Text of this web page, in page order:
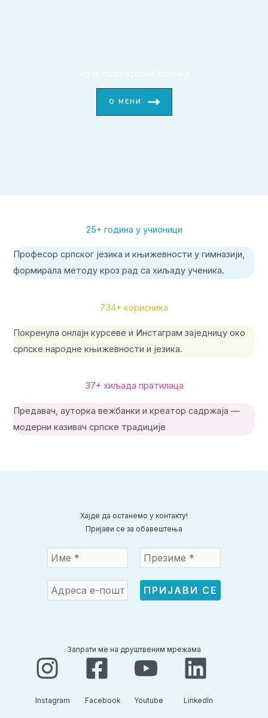
О МЕНИ
25+ година у учионици
Професор српског језика и књижевности у гимназији,
формирала методу кроз рад са хиљаду ученика.
734+ корисника
Покренула онлајн курсеве и Инстаграм заједницу око
српске народне књижевности и језика.
37+ хиљада пратилаца
Предавач, ауторка вежбанки и креатор садржаја —
модерни казивач српске традиције
Хајде да останемо у контакту!
Пријави се за обавештења
Запрати ме на друштвеним мрежама
Instagram​ Facebook​ Youtube​ LinkedIn​